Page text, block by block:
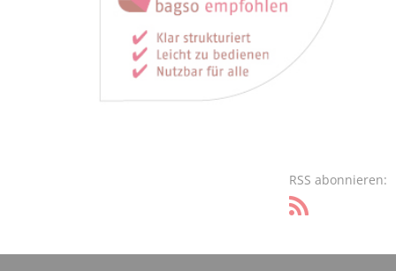
RSS abonnieren: